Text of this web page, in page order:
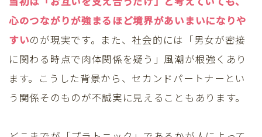
心のつながりが強まるほど境界があいまいになりや
すいのが現実です。また、社会的には「男女が密接
に関わる時点で肉体関係を疑う」風潮が根強くあり
ます。こうした背景から、セカンドパートナーとい
う関係そのものが不誠実に見えることもあります。